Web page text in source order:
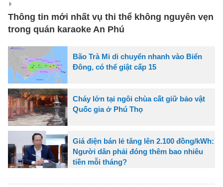
Thông tin mới nhất vụ thi thể không nguyên vẹn
trong quán karaoke An Phú
Bão Trà Mi di chuyển nhanh vào Biển
Đông, có thể giật cấp 15
Cháy lớn tại ngôi chùa cất giữ bảo vật
Quốc gia ở Phú Thọ
Giá điện bán lẻ tăng lên 2.100 đồng/kWh:
Người dân phải đóng thêm bao nhiêu
tiền mỗi tháng?